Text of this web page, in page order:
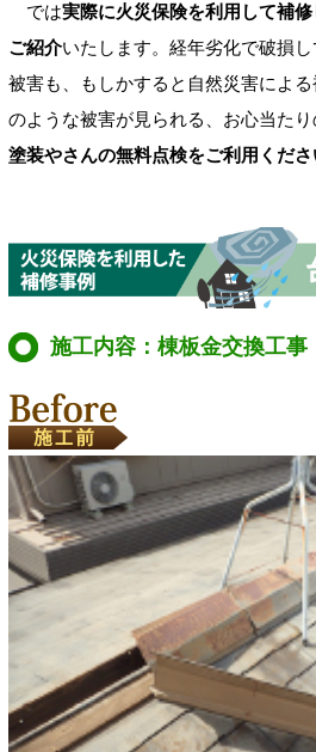
では実際に火災保険を利用して補
ご紹介いたします。経年劣化で破損
被害も、もしかすると自然災害によ
のような被害が見られる、お心当た
塗装やさんの無料点検をご利用くださ
施工内容：棟板金交換工事